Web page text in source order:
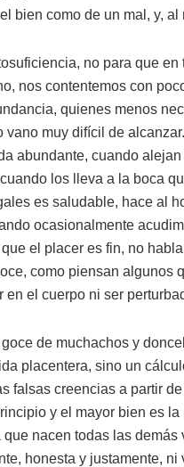
bien como de un mal, y,
no para que
nos contentemos con
quienes menos
muy difícil de
abundante, cuando
los lleva a la boca
es saludable, hace al
ocasionalmente
el placer es fin, no
como piensan algunos
el cuerpo ni ser
de muchachos y
placentera, sino un
falsas creencias a partir
y el mayor bien es
nacen todas las
honesta y justamente, ni